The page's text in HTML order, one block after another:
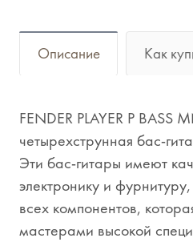
Описание Как
FENDER PLAYER P BASS
четырехструнная бас-
Эти бас-гитары имеют
электронику и
всех компонентов,
мастерами высокой